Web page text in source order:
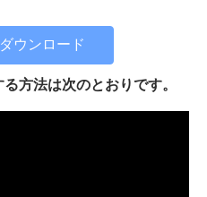
ウンロード
方法は次のとおりです。